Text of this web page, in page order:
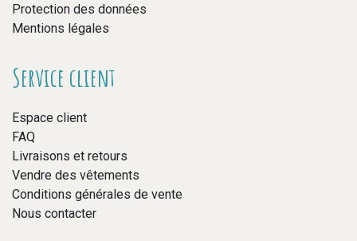
Protection des données
Mentions légales
Service client
Espace client
FAQ
Livraisons et retours
Vendre des vêtements
Conditions générales de vente
Nous contacter